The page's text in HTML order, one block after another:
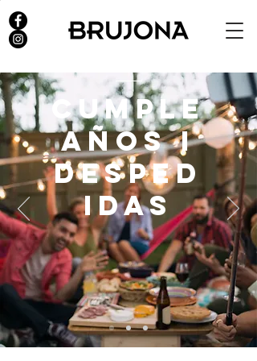
CUMPLE
AÑOS I
DESPED
IDAS